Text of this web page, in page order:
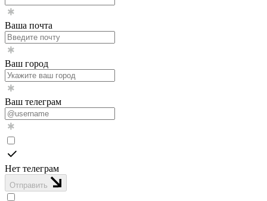
Ваша почта
Ваш город
Ваш телеграм
Нет телеграм
Отправить